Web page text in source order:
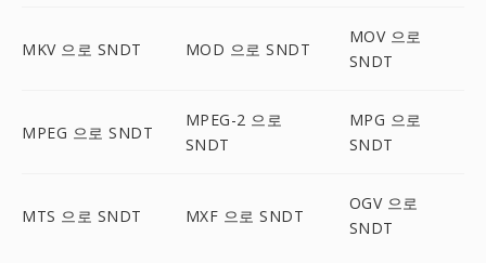
MKV 으로 SNDT MOD 으로 SNDT
MOV 으로
SNDT
MPEG 으로 SNDT
MPEG-2 으로
SNDT
MPG 으로
SNDT
MTS 으로 SNDT MXF 으로 SNDT
OGV 으로
SNDT